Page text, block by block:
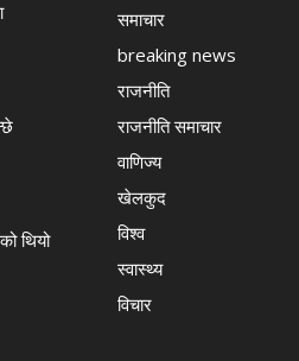
थियो
समाचार
breaking news
राजनीति
राजनीति समाचार
वाणिज्य
खेलकुद
विश्व
स्वास्थ्य
विचार